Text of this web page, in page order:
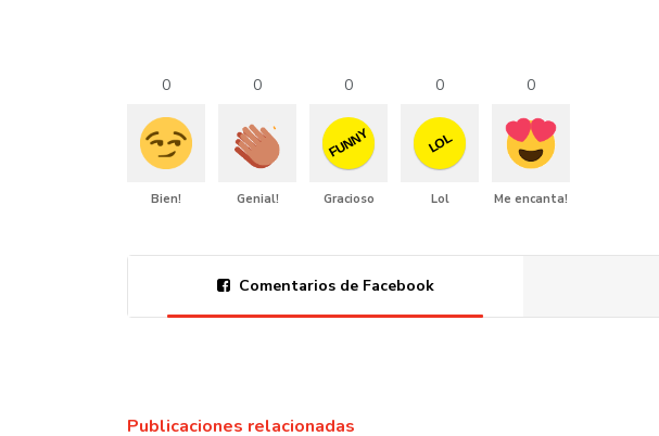
0
Bien!
0
Genial!
0
FUNNY
Gracioso
0
LOL
Lol
0
Me encanta!
Comentarios de Facebook
Publicaciones relacionadas